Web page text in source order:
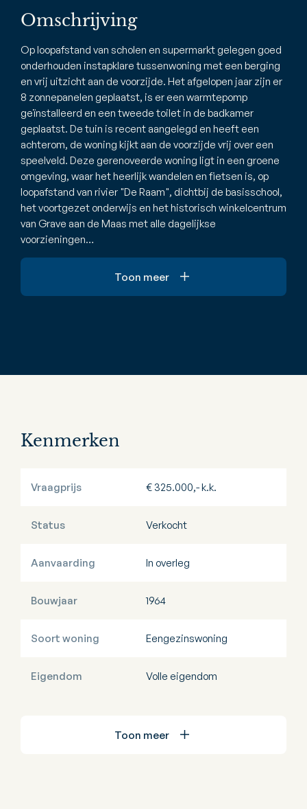
Omschrijving
Op loopafstand van scholen en supermarkt gelegen goed
onderhouden instapklare tussenwoning met een berging
en vrij uitzicht aan de voorzijde. Het afgelopen jaar zijn er
8 zonnepanelen geplaatst, is er een warmtepomp
geïnstalleerd en een tweede toilet in de badkamer
geplaatst. De tuin is recent aangelegd en heeft een
achterom, de woning kijkt aan de voorzijde vrij over een
speelveld. Deze gerenoveerde woning ligt in een groene
omgeving, waar het heerlijk wandelen en fietsen is, op
loopafstand van rivier "De Raam", dichtbij de basisschool,
het voortgezet onderwijs en het historisch winkelcentrum
van Grave aan de Maas met alle dagelijkse
voorzieningen…
Toon meer
Kenmerken
Vraagprijs € 325.000,- k.k.
Status Verkocht
Aanvaarding In overleg
Bouwjaar 1964
Soort woning Eengezinswoning
Eigendom Volle eigendom
Toon meer